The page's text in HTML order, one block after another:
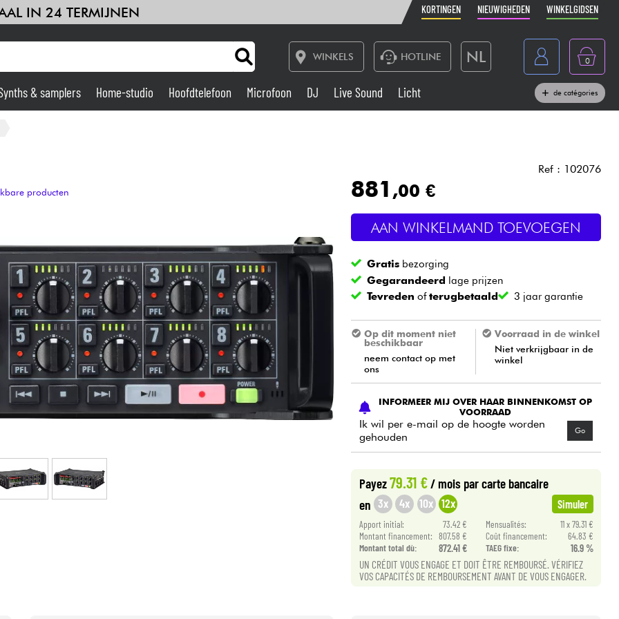
IN 24 TERMIJNEN KORTINGEN NIEUWIGHEDEN WINKELGIDSEN
WINKELS HOTLINE NL
France
Belgique
Deutschland
0
Live Sound
Blaasinstrument
Kinderen Kabels & toebehoren
Sets
Bekijk onze merken
& samplers Home-studio Hoofdtelefoon Microfoon DJ Live Sound Licht de catégories
producten
Ref : 102076
881 ,00 €
AAN WINKELMAND TOEVOEGEN
Gratis bezorging
Gegarandeerd lage prijzen
Tevreden ofterugbetaald 3 jaar garantie
Op dit moment niet
beschikbaar
neem contact op met
ons
Voorraad in de winkel
Niet verkrijgbaar in de
winkel
INFORMEER MIJ OVER HAAR BINNENKOMST OP
VOORRAAD
Ik wil per e-mail op de hoogte worden
gehouden
Go
Payez79.31 €/ mois par carte bancaire
en 3x 4x 10x 12x Simuler
Apport initial: 73.42 € Mensualités:
11 x 79.31 €
Montant financement: 807.58 € Coût financement:
64.83 €
Montant total dù:
872.41 € TAEG fixe: 16.9 %
UN CRÉDIT VOUS ENGAGE ET DOIT ÊTRE REMBOURSÉ. VÉRIFIEZ
VOS CAPACITÉS DE REMBOURSEMENT AVANT DE VOUS ENGAGER.